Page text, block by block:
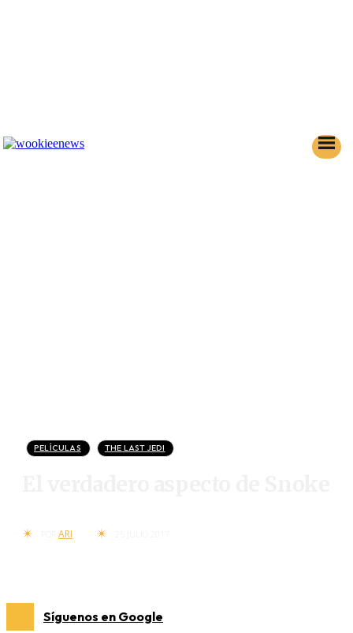
PELÍCULAS THE LAST JEDI
ARI
Síguenos en Google